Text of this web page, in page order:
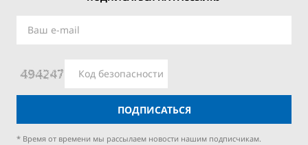
ПОДПИСАТЬСЯ
* Время от времени мы рассылаем новости нашим подписчикам.